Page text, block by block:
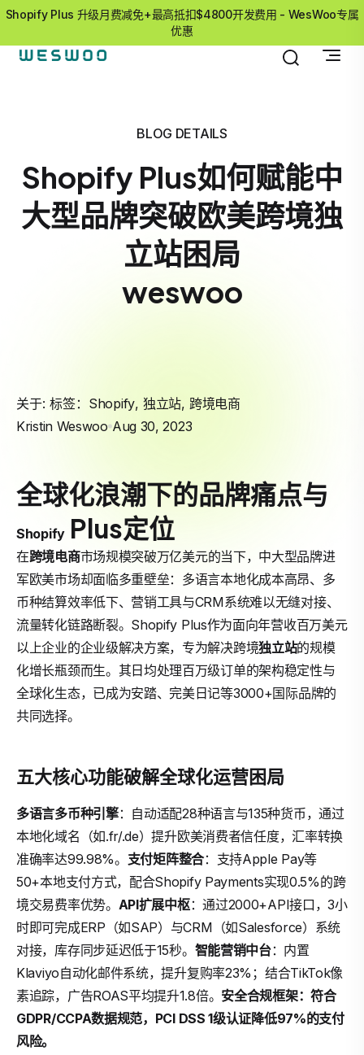
Shopify Plus 升级月费减免+最高抵扣$4800开发费用 - WesWoo专属
优惠
BLOG DETAILS
Shopify Plus如何赋能中
大型品牌突破欧美跨境独
立站困局
weswoo
关于: 标签： Shopify, 独立站, 跨境电商
Kristin Weswoo Aug 30, 2023
全球化浪潮下的品牌痛点与
ShopifyPlus定位
在跨境电商市场规模突破万亿美元的当下，中大型品牌进
军欧美市场却面临多重壁垒：多语言本地化成本高昂、多
币种结算效率低下、营销工具与CRM系统难以无缝对接、
流量转化链路断裂。Shopify Plus作为面向年营收百万美元
以上企业的企业级解决方案，专为解决跨境独立站的规模
化增长瓶颈而生。其日均处理百万级订单的架构稳定性与
全球化生态，已成为安踏、完美日记等3000+国际品牌的
共同选择。
五大核心功能破解全球化运营困局
多语言多币种引擎：自动适配28种语言与135种货币，通过
本地化域名（如.fr/.de）提升欧美消费者信任度，汇率转换
准确率达99.98%。 支付矩阵整合：支持Apple Pay等
50+本地支付方式，配合Shopify Payments实现0.5%的跨
境交易费率优势。 API扩展中枢：通过2000+API接口，3小
时即可完成ERP（如SAP）与CRM（如Salesforce）系统
对接，库存同步延迟低于15秒。 智能营销中台：内置
Klaviyo自动化邮件系统，提升复购率23%；结合TikTok像
素追踪，广告ROAS平均提升1.8倍。 安全合规框架：符合
GDPR/CCPA数据规范，PCI DSS 1级认证降低97%的支付
风险。